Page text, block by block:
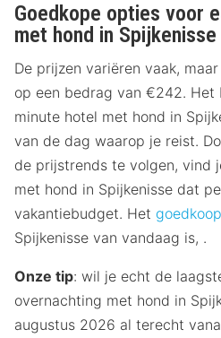
Goedkope opties voor
met hond in Spijkenisse
De prijzen variëren vaak,
op een bedrag van €242. Het
minute hotel met hond in
van de dag waarop je reist.
de prijstrends te volgen, vind
met hond in Spijkenisse dat
vakantiebudget. Het
Spijkenisse van vandaag is, .
Onze tip: wil je echt de
overnachting met hond in
augustus 2026 al terecht